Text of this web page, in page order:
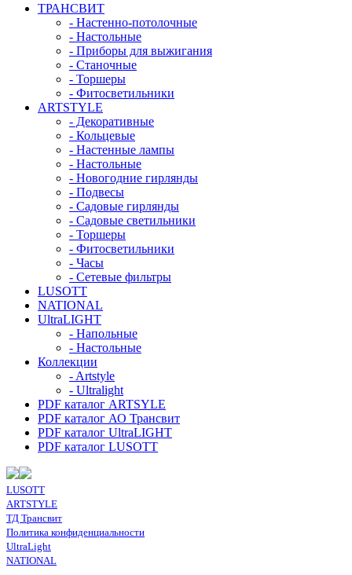
ТРАНСВИТ
- Настенно-потолочные
- Настольные
- Приборы для выжигания
- Станочные
- Торшеры
- Фитосветильники
ARTSTYLE
- Декоративные
- Кольцевые
- Настенные лампы
- Настольные
- Новогодние гирлянды
- Подвесы
- Садовые гирлянды
- Садовые светильники
- Торшеры
- Фитосветильники
- Часы
- Сетевые фильтры
LUSOTT
NATIONAL
UltraLIGHT
- Напольные
- Настольные
Коллекции
- Artstyle
- Ultralight
PDF каталог ARTSYLE
PDF каталог АО Трансвит
PDF каталог UltraLIGHT
PDF каталог LUSOTT
LUSOTT
ARTSTYLE
ТД Трансвит
Политика конфиденциальности
UltraLight
NATIONAL